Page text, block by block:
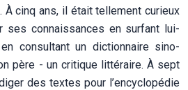
À cinq ans, il était tellement curieux
ses connaissances en surfant lui-
consultant un dictionnaire sino-
père - un critique littéraire. À sept
des textes pour l’encyclopédie